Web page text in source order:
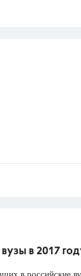
в 2017